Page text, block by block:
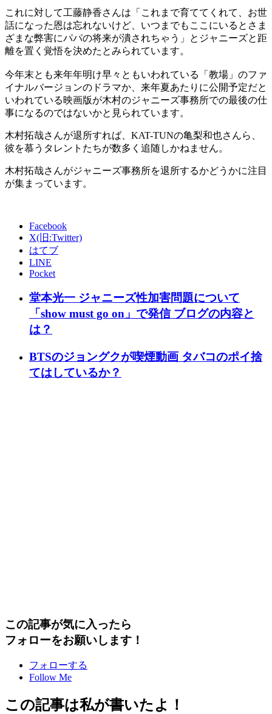
これに対して工藤静香さんは「これまで育ててくれて、お世
話になった恩は忘れないけど、いつまでもここにいるとさま
ざまな弊害にパパの将来が潰されちゃう」とジャニーズと距
離を置く覚悟を決めたとみられています。
今年末とも来年年明け早々ともいわれている「教場」のファ
イナルバージョンのドラマか、来年夏あたりに公開予定だと
いわれている映画版が木村のジャニーズ事務所での最後の仕
事になるのではないかと見られています。
木村拓哉さんが退所すれば、KAT-TUNの亀梨和也さんら、
彼を慕うタレントたちが数多く追随しかねません。
木村拓哉さんがジャニーズ事務所を退所するかどうかに注目
が集まっています。
Facebook
X(旧:Twitter)
はてブ
LINE
Pocket
堂本光一 ジャニーズ性加害問題について
「show must go on」で発信 ブログの内容と
は？
BTSのジョングクが喫煙動画 タバコのポイ捨
てはしているか？
この記事が気に入ったら
フォローをお願いします！
フォローする
Follow Me
この記事は私が書いたよ！